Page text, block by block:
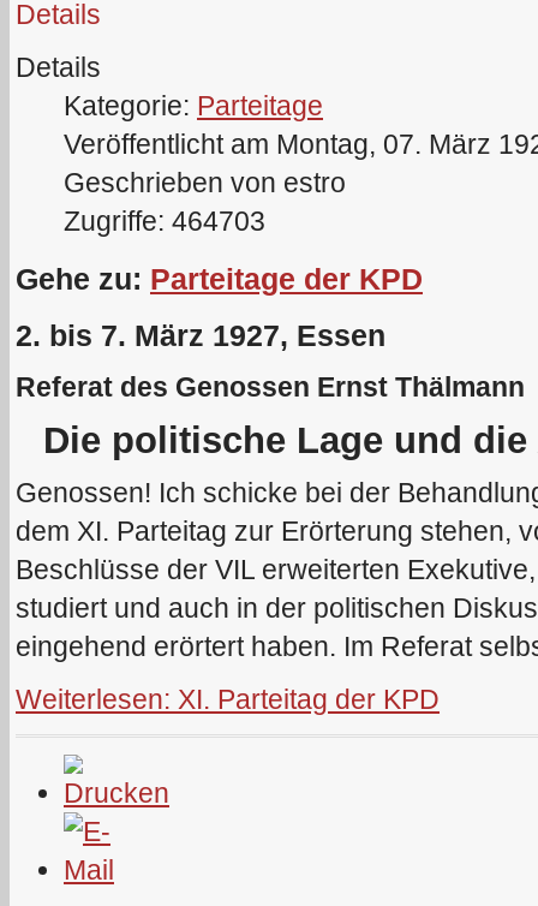
Details
Details
Kategorie: Parteitage
Veröffentlicht am Montag, 07. März
Geschrieben von estro
Zugriffe: 464703
Gehe zu: Parteitage der KPD
2. bis 7. März 1927, Essen
Referat des Genossen Ernst Thälmann
Die politische Lage und
Genossen! Ich schicke bei der
dem XI. Parteitag zur Erörterung stehen,
Beschlüsse der VIL erweiterten
studiert und auch in der politischen
eingehend erörtert haben. Im Referat
Weiterlesen: XI. Parteitag der KPD